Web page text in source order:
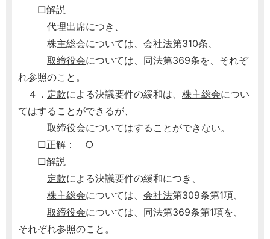
□解説
代理出席につき、
株主総会については、 会社法第310条、
取締役会については、同法第369条を、それぞ
れ参照のこと。
４． 定款による決議要件の緩和は、 株主総会につい
てはすることができるが、
取締役会についてはすることができない。
□正解： ○
□解説
定款による決議要件の緩和につき、
株主総会については、 会社法第309条第1項、
取締役会については、同法第369条第1項を、
それぞれ参照のこと。